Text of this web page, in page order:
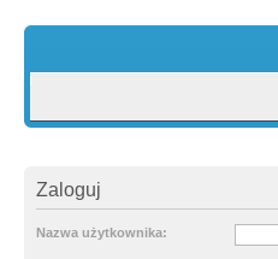
Zaloguj
Nazwa użytkownika: